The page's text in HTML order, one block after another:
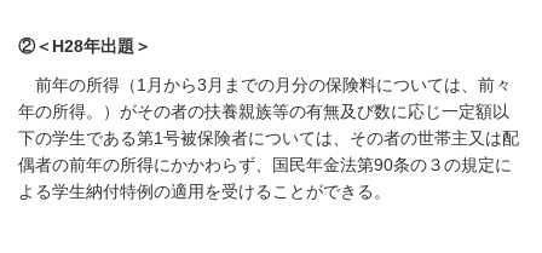
②＜H28年出題＞
前年の所得（1 月から3 月までの月分の保険料については、前々
年の所得。）がその者の扶養親族等の有無及び数に応じ一定額以
下の学生である第1号被保険者については、その者の世帯主又は配
偶者の前年の所得にかかわらず、国民年金法第90条の３の規定に
よる学生納付特例の適用を受けることができる。